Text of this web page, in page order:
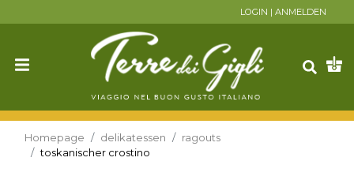
LOGIN | ANMELDEN
Homepage delikatessen
ragouts
toskanischer crostino